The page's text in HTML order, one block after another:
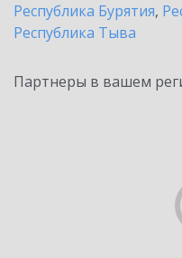
Республика Бурятия,
Республика Тыва
Партнеры в вашем